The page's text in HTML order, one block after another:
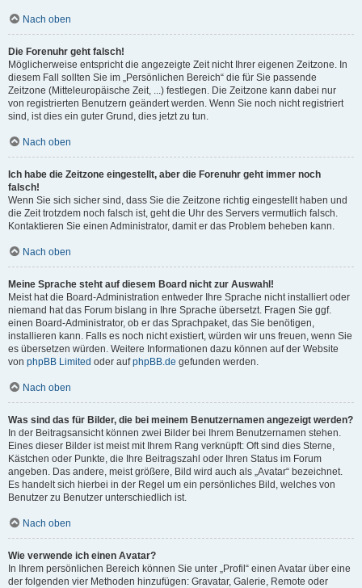
Nach oben
Die Forenuhr geht falsch!
Möglicherweise entspricht die angezeigte Zeit nicht Ihrer eigenen Zeitzone. In
diesem Fall sollten Sie im „Persönlichen Bereich“ die für Sie passende
Zeitzone (Mitteleuropäische Zeit, ...) festlegen. Die Zeitzone kann dabei nur
von registrierten Benutzern geändert werden. Wenn Sie noch nicht registriert
sind, ist dies ein guter Grund, dies jetzt zu tun.
Nach oben
Ich habe die Zeitzone eingestellt, aber die Forenuhr geht immer noch
falsch!
Wenn Sie sich sicher sind, dass Sie die Zeitzone richtig eingestellt haben und
die Zeit trotzdem noch falsch ist, geht die Uhr des Servers vermutlich falsch.
Kontaktieren Sie einen Administrator, damit er das Problem beheben kann.
Nach oben
Meine Sprache steht auf diesem Board nicht zur Auswahl!
Meist hat die Board-Administration entweder Ihre Sprache nicht installiert oder
niemand hat das Forum bislang in Ihre Sprache übersetzt. Fragen Sie ggf.
einen Board-Administrator, ob er das Sprachpaket, das Sie benötigen,
installieren kann. Falls es noch nicht existiert, würden wir uns freuen, wenn Sie
es übersetzen würden. Weitere Informationen dazu können auf der Website
von phpBB Limited oder aufphpBB.de gefunden werden.
Nach oben
Was sind das für Bilder, die bei meinem Benutzernamen angezeigt werden?
In der Beitragsansicht können zwei Bilder bei Ihrem Benutzernamen stehen.
Eines dieser Bilder ist meist mit Ihrem Rang verknüpft: Oft sind dies Sterne,
Kästchen oder Punkte, die Ihre Beitragszahl oder Ihren Status im Forum
angeben. Das andere, meist größere, Bild wird auch als „Avatar“ bezeichnet.
Es handelt sich hierbei in der Regel um ein persönliches Bild, welches von
Benutzer zu Benutzer unterschiedlich ist.
Nach oben
Wie verwende ich einen Avatar?
In Ihrem persönlichen Bereich können Sie unter „Profil“ einen Avatar über eine
der folgenden vier Methoden hinzufügen: Gravatar, Galerie, Remote oder